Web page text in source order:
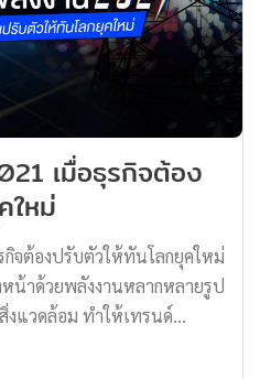
จูที่ทำจากนวัตกรรม
อด้วย Levi’s® Misty Short ที่
ของเรื่อง นอกจากนี้ยังมีเสื้อ
สเซอรี่สุดเก๋ที่มีทั้งหมวก
งสรรค์มาเพื่อเหล่าแฟน ๆ โดย
นยุค 90 เป็นไปไม่ได้ที่ทุกคน
ตระดับโลกที่มีเรื่องราวการ
เมื่อธุรกิจต้อง
ใหม่
จต้องปรับตัวให้ทันโลกยุคใหม่
น้าด้วยพลังงานหลากหลายรูป
แวดล้อม ทำให้เทรนด์